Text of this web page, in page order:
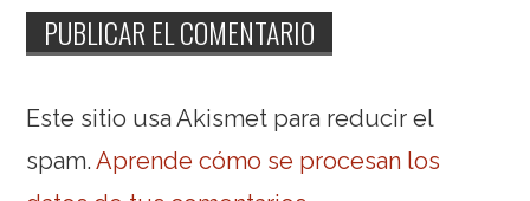
Este sitio usa Akismet para reducir el
spam.Aprende cómo se procesan los